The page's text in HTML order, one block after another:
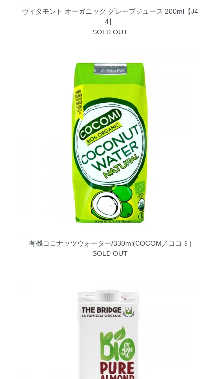
ヴィタモント オーガニック グレープジュース 200ml【J4
4】
SOLD OUT
有機ココナッツウォーター/330ml(COCOM／ココミ)
SOLD OUT